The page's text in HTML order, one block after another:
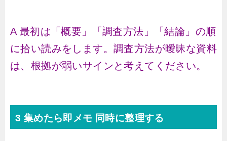
A 最初は「概要」「調査方法」「結論」の順
に拾い読みをします。調査方法が曖昧な資料
は、根拠が弱いサインと考えてください。
3 集めたら即メモ 同時に整理する